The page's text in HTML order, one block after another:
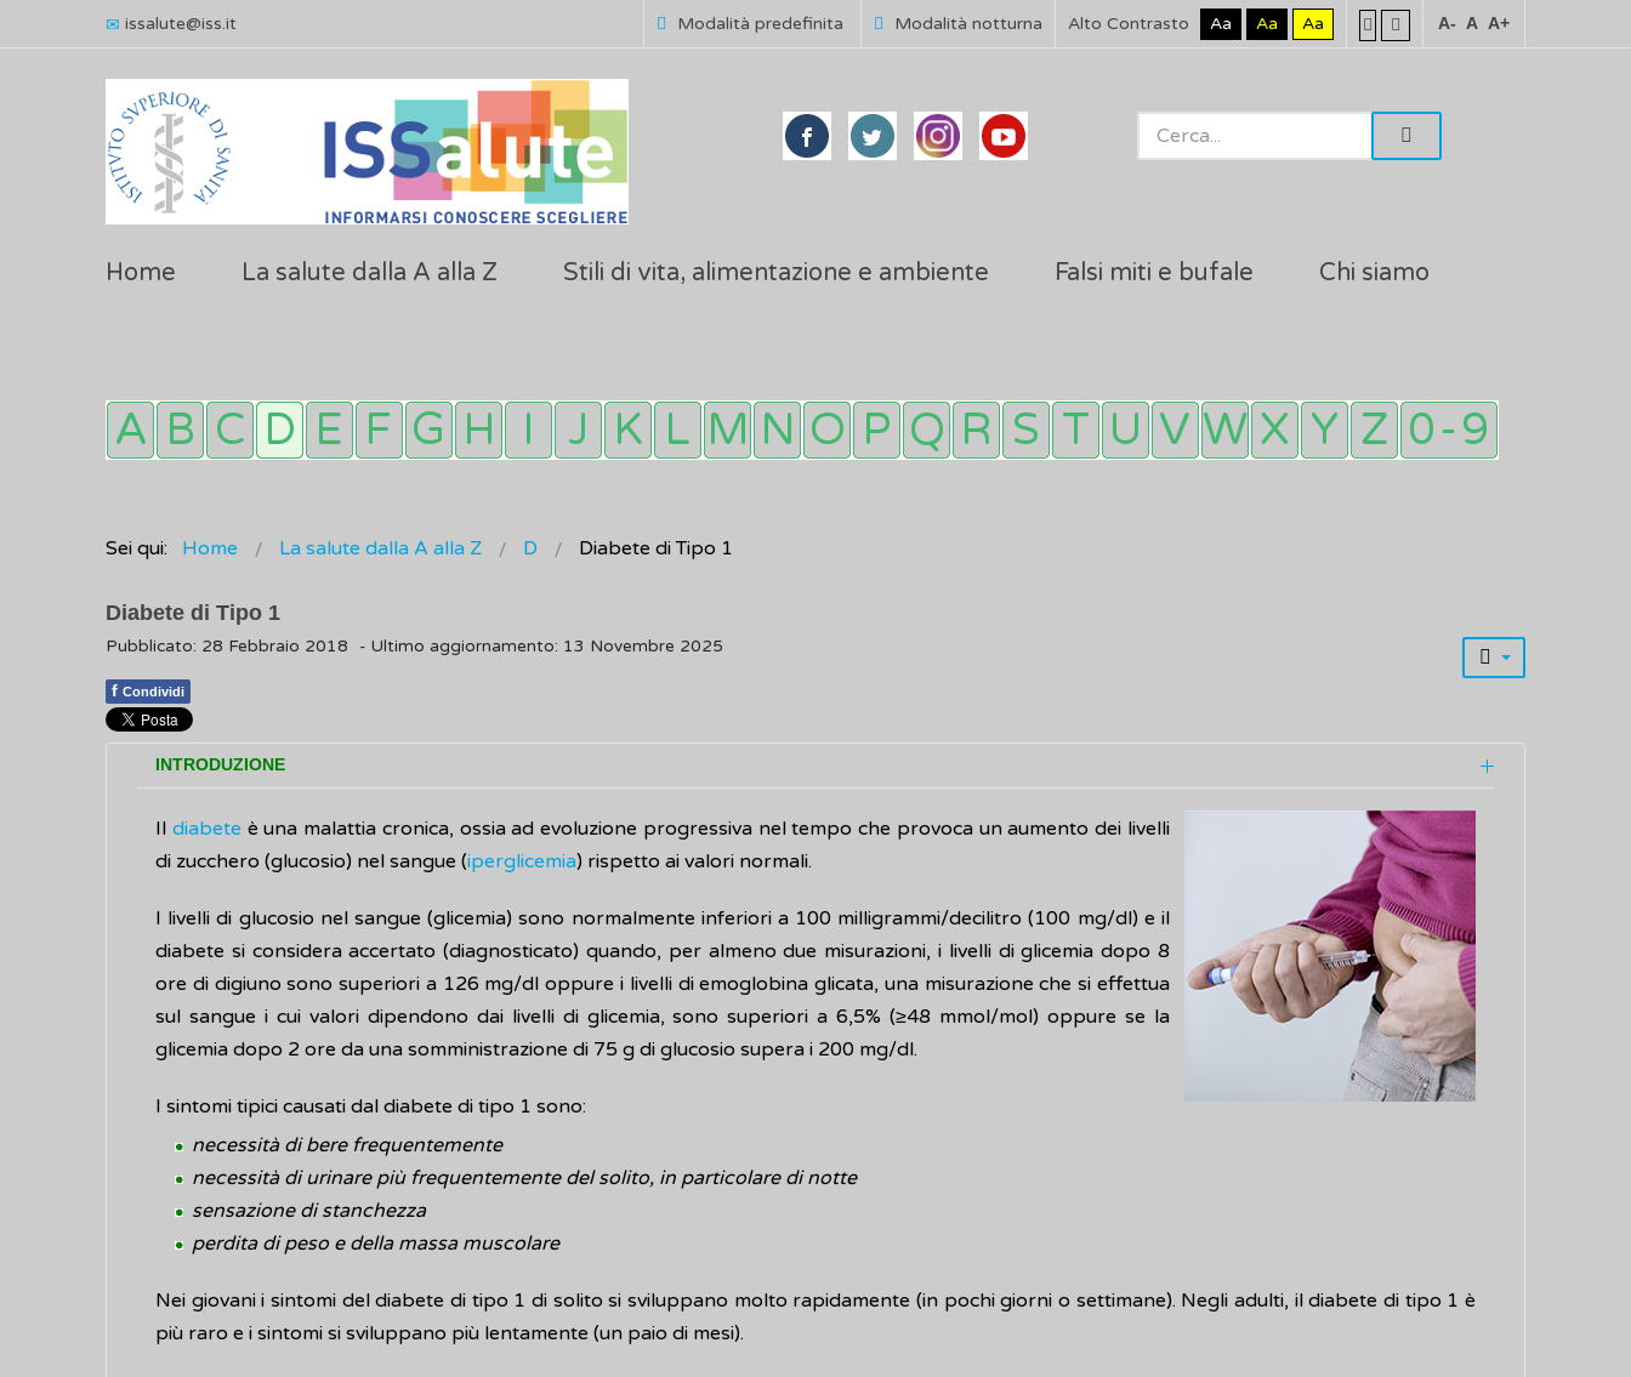
issalute@iss.it Modalità predefinita Modalità notturna Alto Contrasto Aa Aa Aa A- A A+
Home La salute dalla A alla Z Stili di vita, alimentazione e ambiente Falsi miti e bufale Chi siamo
Sei qui: Home La salute dalla A alla Z D Diabete di Tipo 1
Diabete di Tipo 1
Pubblicato: 28 Febbraio 2018 - Ultimo aggiornamento: 13 Novembre 2025
f Condividi
INTRODUZIONE
Il diabete è una malattia cronica, ossia ad evoluzione progressiva nel tempo che provoca un aumento dei livelli
di zucchero (glucosio) nel sangue (iperglicemia) rispetto ai valori normali.
I livelli di glucosio nel sangue (glicemia) sono normalmente inferiori a 100 milligrammi/decilitro (100 mg/dl) e il
diabete si considera accertato (diagnosticato) quando, per almeno due misurazioni, i livelli di glicemia dopo 8
ore di digiuno sono superiori a 126 mg/dl oppure i livelli di emoglobina glicata, una misurazione che si effettua
sul sangue i cui valori dipendono dai livelli di glicemia, sono superiori a 6,5% (≥48 mmol/mol) oppure se la
glicemia dopo 2 ore da una somministrazione di 75 g di glucosio supera i 200 mg/dl.
I sintomi tipici causati dal diabete di tipo 1 sono:
necessità di bere frequentemente
necessità di urinare più frequentemente del solito, in particolare di notte
sensazione di stanchezza
perdita di peso e della massa muscolare
Nei giovani i sintomi del diabete di tipo 1 di solito si sviluppano molto rapidamente (in pochi giorni o settimane). Negli adulti, il diabete di tipo 1 è
più raro e i sintomi si sviluppano più lentamente (un paio di mesi).